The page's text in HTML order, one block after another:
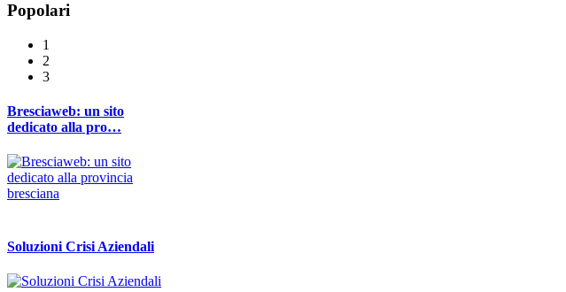
Popolari
1
2
3
Bresciaweb: un sito
dedicato alla pro…
Soluzioni Crisi Aziendali